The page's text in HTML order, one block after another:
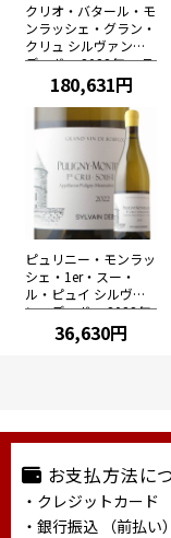
クリオ・バタール・モ
ンラッシェ・グラン・
クリュ シルヴァン・
デュボー 2022年 フラ
ンス ブルゴーニュ 白
ワイン 辛口 750ml
180,631円
ピュリニー・モンラッ
シェ・1er・スー・
ル・ピュイ シルヴァ
ン・デュボー 2022年
フランス 白ワイン 辛
口 750ml
36,630円
お支払方法に
・クレジットカード
・銀行振込 （前払い）